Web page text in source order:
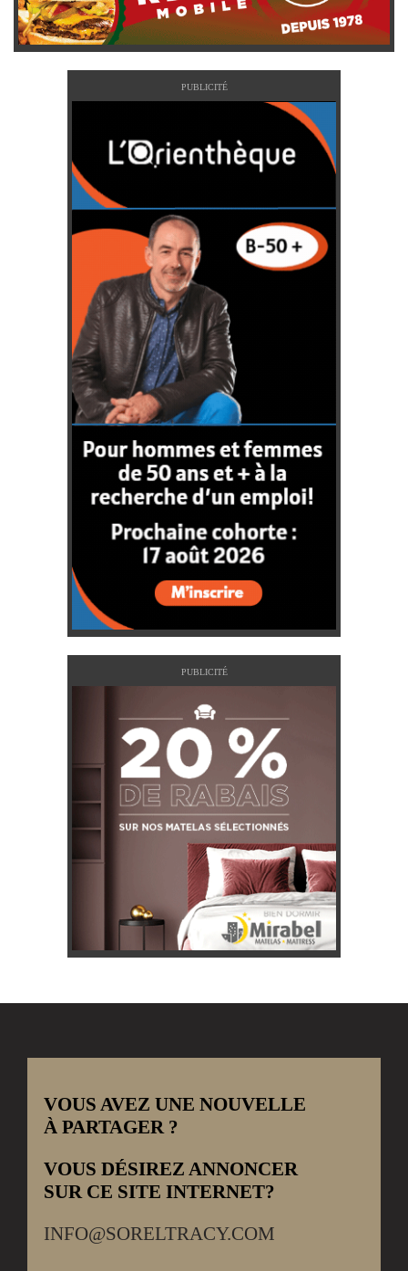
PUBLICITÉ
PUBLICITÉ
VOUS AVEZ UNE NOUVELLE
À PARTAGER ?
VOUS DÉSIREZ ANNONCER
SUR CE SITE INTERNET?
INFO@SORELTRACY.COM